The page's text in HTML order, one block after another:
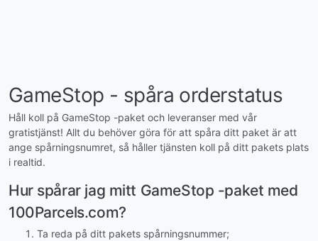
GameStop - spåra orderstatus
Håll koll på GameStop -paket och leveranser med vår
gratistjänst! Allt du behöver göra för att spåra ditt paket är att
ange spårningsnumret, så håller tjänsten koll på ditt pakets plats
i realtid.
Hur spårar jag mitt GameStop -paket med
100Parcels.com?
Ta reda på ditt pakets spårningsnummer;